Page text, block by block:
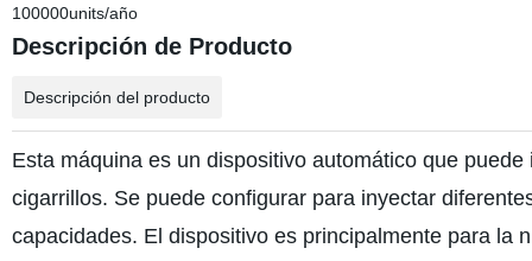
100000units/año
Descripción de Producto
Descripción del producto
Esta máquina es un dispositivo automático que
cigarrillos. Se puede configurar para inyectar
capacidades. El dispositivo es principalmente para la